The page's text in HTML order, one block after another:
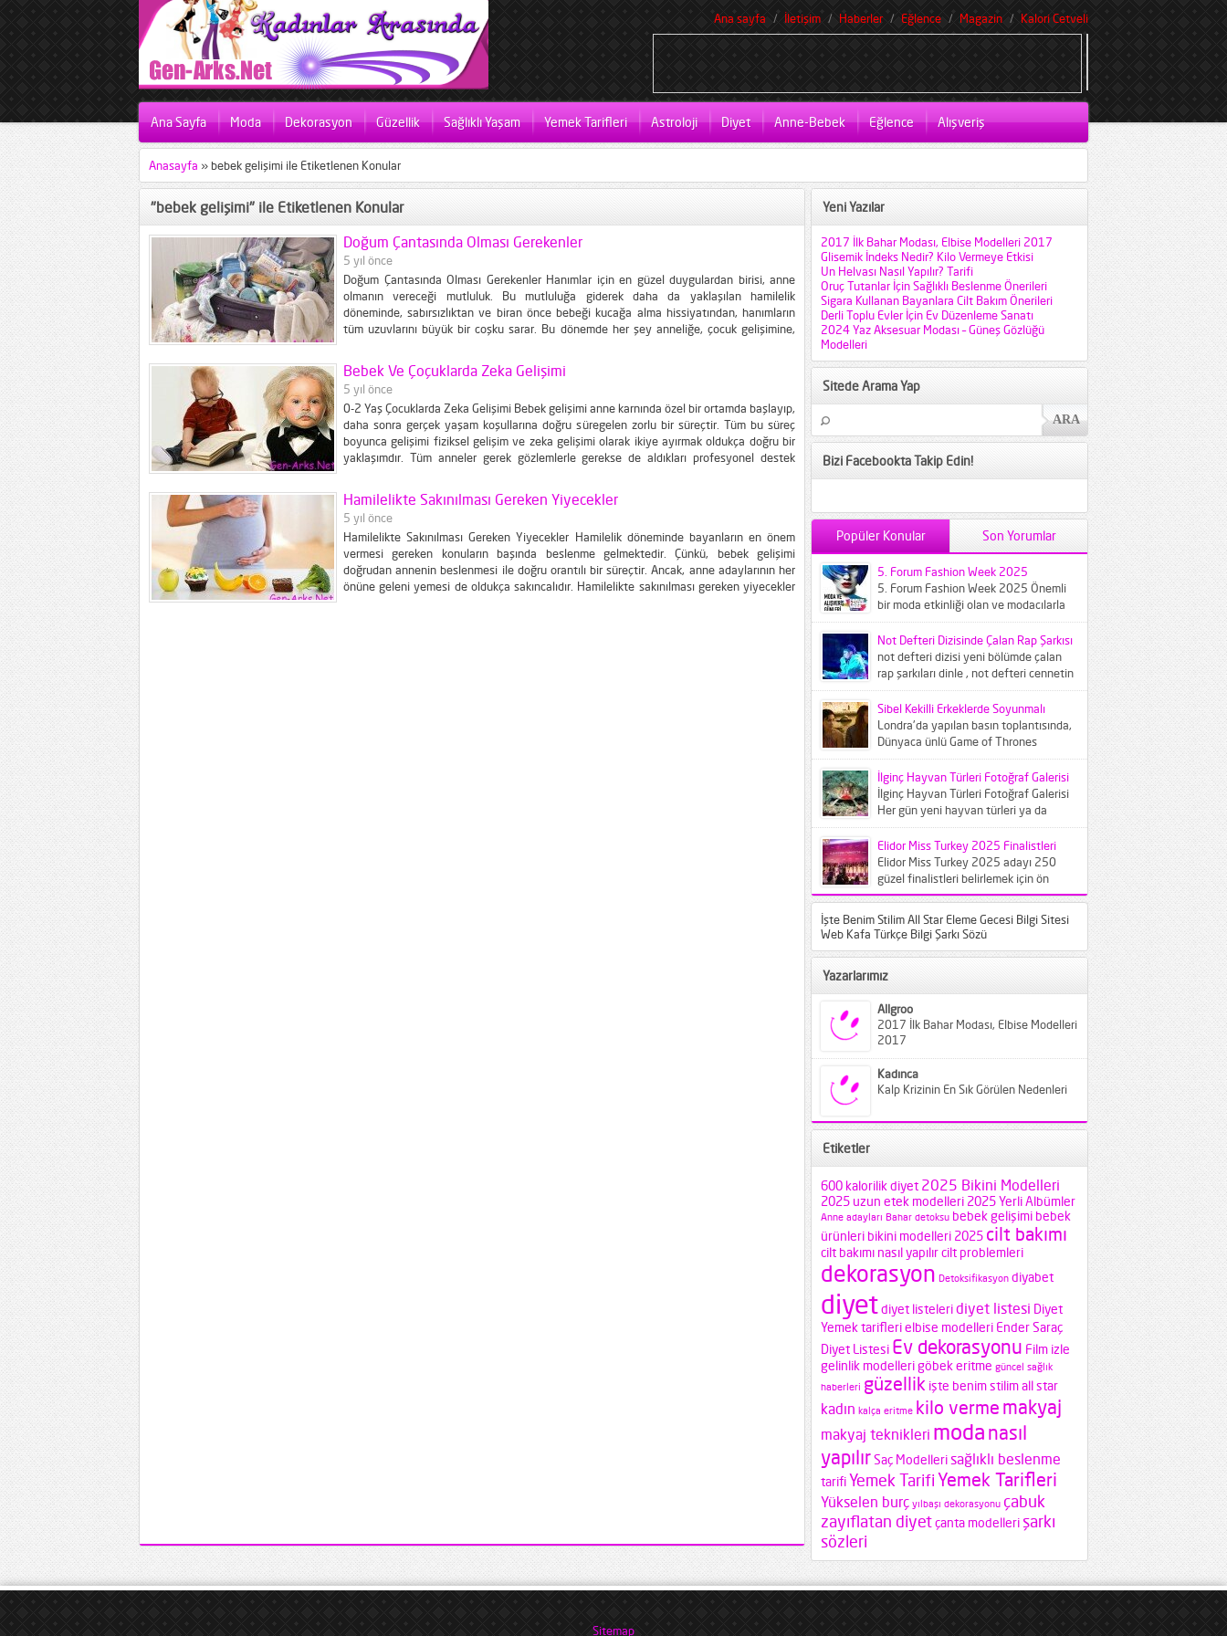
Ana sayfa İletişim Haberler Eğlence Magazin Kalori Cetveli
Ana Sayfa Moda Dekorasyon Güzellik Sağlıklı Yaşam Yemek Tarifleri Astroloji Diyet Anne-Bebek Eğlence Alışveriş
Anasayfa »bebek gelişimi ile Etiketlenen Konular
"bebek gelişimi" ile Etiketlenen Konular
Doğum Çantasında Olması Gerekenler
5 yıl önce
Doğum Çantasında Olması Gerekenler Hanımlar için en güzel duygulardan birisi, anne
olmanın vereceği mutluluk. Bu mutluluğa giderek daha da yaklaşılan hamilelik
döneminde, sabırsızlıktan ve biran önce bebeği kucağa alma hissiyatından, hanımların
tüm uzuvlarını büyük bir coşku sarar. Bu dönemde her şey anneliğe, çocuk gelişimine,
artık onun için işlemeye başlayan çok...
Bebek Ve Çoçuklarda Zeka Gelişimi
5 yıl önce
0-2 Yaş Çocuklarda Zeka Gelişimi Bebek gelişimi anne karnında özel bir ortamda başlayıp,
daha sonra gerçek yaşam koşullarına doğru süregelen zorlu bir süreçtir. Tüm bu süreç
boyunca gelişimi fiziksel gelişim ve zeka gelişimi olarak ikiye ayırmak oldukça doğru bir
yaklaşımdır. Tüm anneler gerek gözlemlerle gerekse de aldıkları profesyonel destek
yandan çoçuklarda...
Hamilelikte Sakınılması Gereken Yiyecekler
5 yıl önce
Hamilelikte Sakınılması Gereken Yiyecekler Hamilelik döneminde bayanların en önem
vermesi gereken konuların başında beslenme gelmektedir. Çünkü, bebek gelişimi
doğrudan annenin beslenmesi ile doğru orantılı bir süreçtir. Ancak, anne adaylarının her
önüne geleni yemesi de oldukça sakıncalıdır. Hamilelikte sakınılması gereken yiyecekler
Yeni Yazılar
2017 İlk Bahar Modası, Elbise Modelleri 2017
Glisemik İndeks Nedir? Kilo Vermeye Etkisi
Un Helvası Nasıl Yapılır? Tarifi
Oruç Tutanlar İçin Sağlıklı Beslenme Önerileri
Sigara Kullanan Bayanlara Cilt Bakım Önerileri
Derli Toplu Evler İçin Ev Düzenleme Sanatı
2024 Yaz Aksesuar Modası – Güneş Gözlüğü
Modelleri
Sitede Arama Yap
Bizi Facebookta Takip Edin!
Popüler Konular Son Yorumlar
5. Forum Fashion Week 2025
5. Forum Fashion Week 2025 Önemli
bir moda etkinliği olan ve modacılarla
modaseverleri buluşturan Forum
Fashion...
Not Defteri Dizisinde Çalan Rap Şarkısı
not defteri dizisi yeni bölümde çalan
rap şarkıları dinle , not defteri cennetin
çocukları şarkısı...
Sibel Kekilli Erkeklerde Soyunmalı
Londra'da yapılan basın toplantısında,
Dünyaca ünlü Game of Thrones
dizisinin ünlü oyuncusu Sibel Kekilliye
gazeteciler...
İlginç Hayvan Türleri Fotoğraf Galerisi
İlginç Hayvan Türleri Fotoğraf Galerisi
Her gün yeni hayvan türleri ya da
bilinen türlerin farklı varyantları
karşımıza...
Elidor Miss Turkey 2025 Finalistleri
Elidor Miss Turkey 2025 adayı 250
güzel finalistleri belirlemek için ön
elemeye çağırıldı. Crowne Plaza
İşte Benim Stilim All Star Eleme Gecesi Bilgi Sitesi
Web Kafa Türkçe Bilgi Şarkı Sözü
Yazarlarımız
Allgroo
2017 İlk Bahar Modası, Elbise Modelleri
2017
Kadınca
Kalp Krizinin En Sık Görülen Nedenleri
Etiketler
600 kalorilik diyet 2025 Bikini Modelleri
2025 uzun etek modelleri 2025 Yerli Albümler
Anne adayları Bahar detoksu bebek gelişimi bebek
ürünleri bikini modelleri 2025 cilt bakımı
cilt bakımı nasıl yapılırcilt problemleri
dekorasyon Detoksifikasyon diyabet
diyetdiyet listeleridiyet listesi Diyet
Yemek tariflerielbise modelleri Ender Saraç
Diyet Listesi Ev dekorasyonu Film izle
gelinlik modellerigöbek eritme güncel sağlık
haberleri güzellik işte benim stilim all star
kadın kalça eritme kilo verme makyaj
makyaj teknikleri modanasıl
yapılırSaç Modellerisağlıklı beslenme
tarifiYemek TarifiYemek Tarifleri
Yükselen burç yılbaşı dekorasyonu çabuk
zayıflatan diyetçanta modelleri şarkı
sözleri
Sitemap